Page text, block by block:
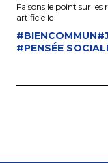
Faisons le point sur les
artificielle
#BIENCOMMUN
#PENSÉE